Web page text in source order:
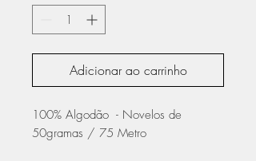
Adicionar ao carrinho
100% Algodão - Novelos de
50gramas / 75 Metro